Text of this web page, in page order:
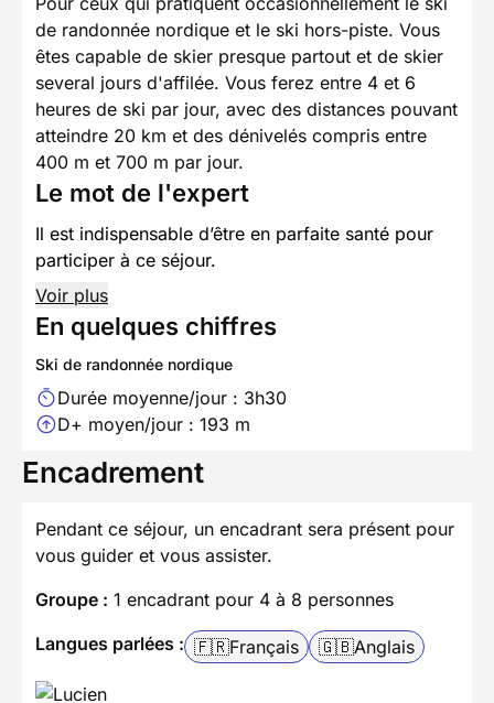
de randonnée nordique et le ski hors-piste. Vous
êtes capable de skier presque partout et de skier
several jours d'affilée. Vous ferez entre 4 et 6
heures de ski par jour, avec des distances pouvant
atteindre 20 km et des dénivelés compris entre
400 m et 700 m par jour.
Le mot de l'expert
Il est indispensable d’être en parfaite santé pour
participer à ce séjour.
Voir plus
En quelques chiffres
Ski de randonnée nordique
Durée moyenne/jour : 3h30
D+ moyen/jour : 193 m
Encadrement
Pendant ce séjour, un encadrant sera présent pour
vous guider et vous assister.
Groupe : 1 encadrant pour 4 à 8 personnes
Langues parlées : 🇫🇷Français 🇬🇧Anglais